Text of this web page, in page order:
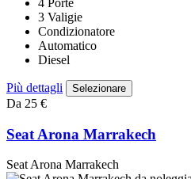
4 Porte
3 Valigie
Condizionatore
Automatico
Diesel
Più dettagli Selezionare
Da 25 €
Seat Arona Marrakech
Seat Arona Marrakech